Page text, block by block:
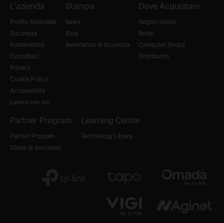
L'azienda
Profilo Aziendale
Sicurezza
Sostenibilità
Contattaci
Privacy
Cookie Policy
Accessibilità
Lavora con noi
Stampa
News
Blog
Avvertenza di sicurezza
Dove Acquistare
Negozi online
Retail
Computer Shops
Distributori
Partner Program
Partner Program
Storie di successo
Learning Center
Technology Library